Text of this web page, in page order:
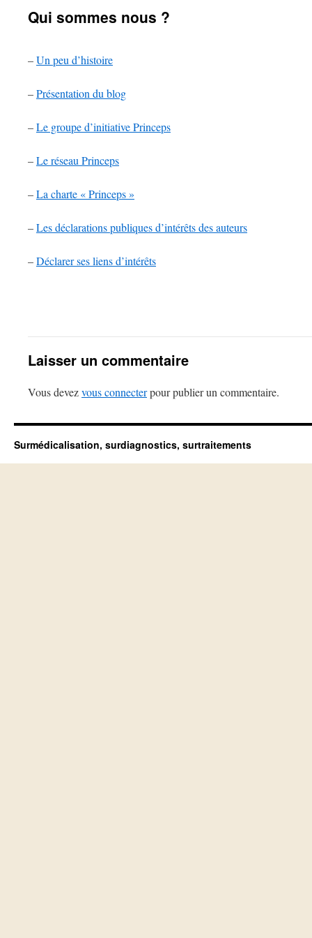
Qui sommes nous ?
–Un peu d’histoire
–Présentation du blog
–Le groupe d’initiative Princeps
–Le réseau Princeps
–La charte « Princeps »
–Les déclarations publiques d’intérêts des auteurs
–Déclarer ses liens d’intérêts
Laisser un commentaire
Vous devezvous connecterpour publier un commentaire.
Surmédicalisation, surdiagnostics, surtraitements